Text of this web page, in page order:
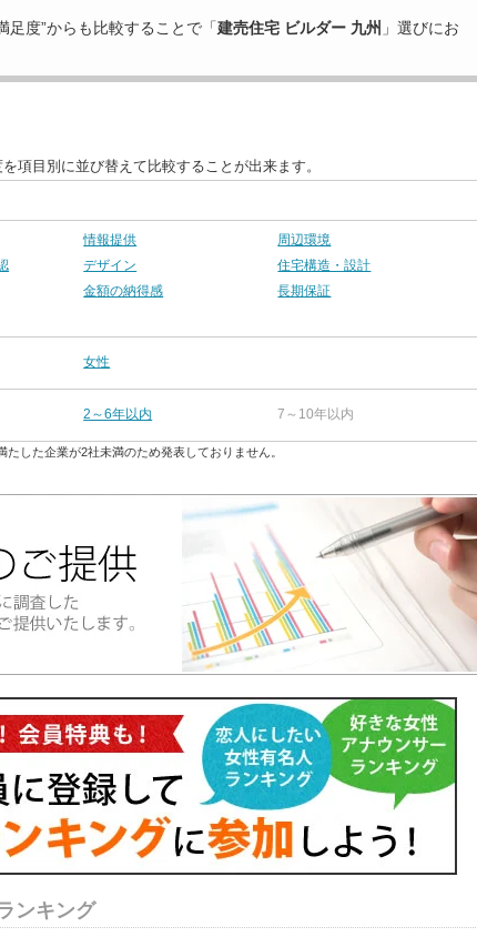
足度”からも比較することで「建売住宅 ビルダー 九州 」選びにお
項目別に並び替えて比較することが出来ます。
情報提供
周辺環境
デザイン
住宅構造・設計
金額の納得感
長期保証
女性
2～6年以内 7～10年以内
した企業が2社未満のため発表しておりません。
ンキング